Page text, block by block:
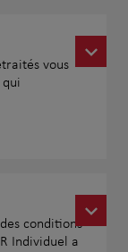
vous
conditions
Individuel a